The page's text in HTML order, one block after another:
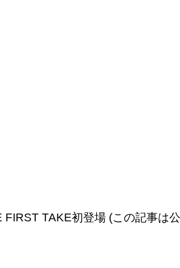
FIRST TAKE初登場 (この記事は